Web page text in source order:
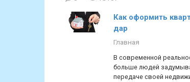
Как оформить
дар
Главная
В современной
больше людей
передаче своей